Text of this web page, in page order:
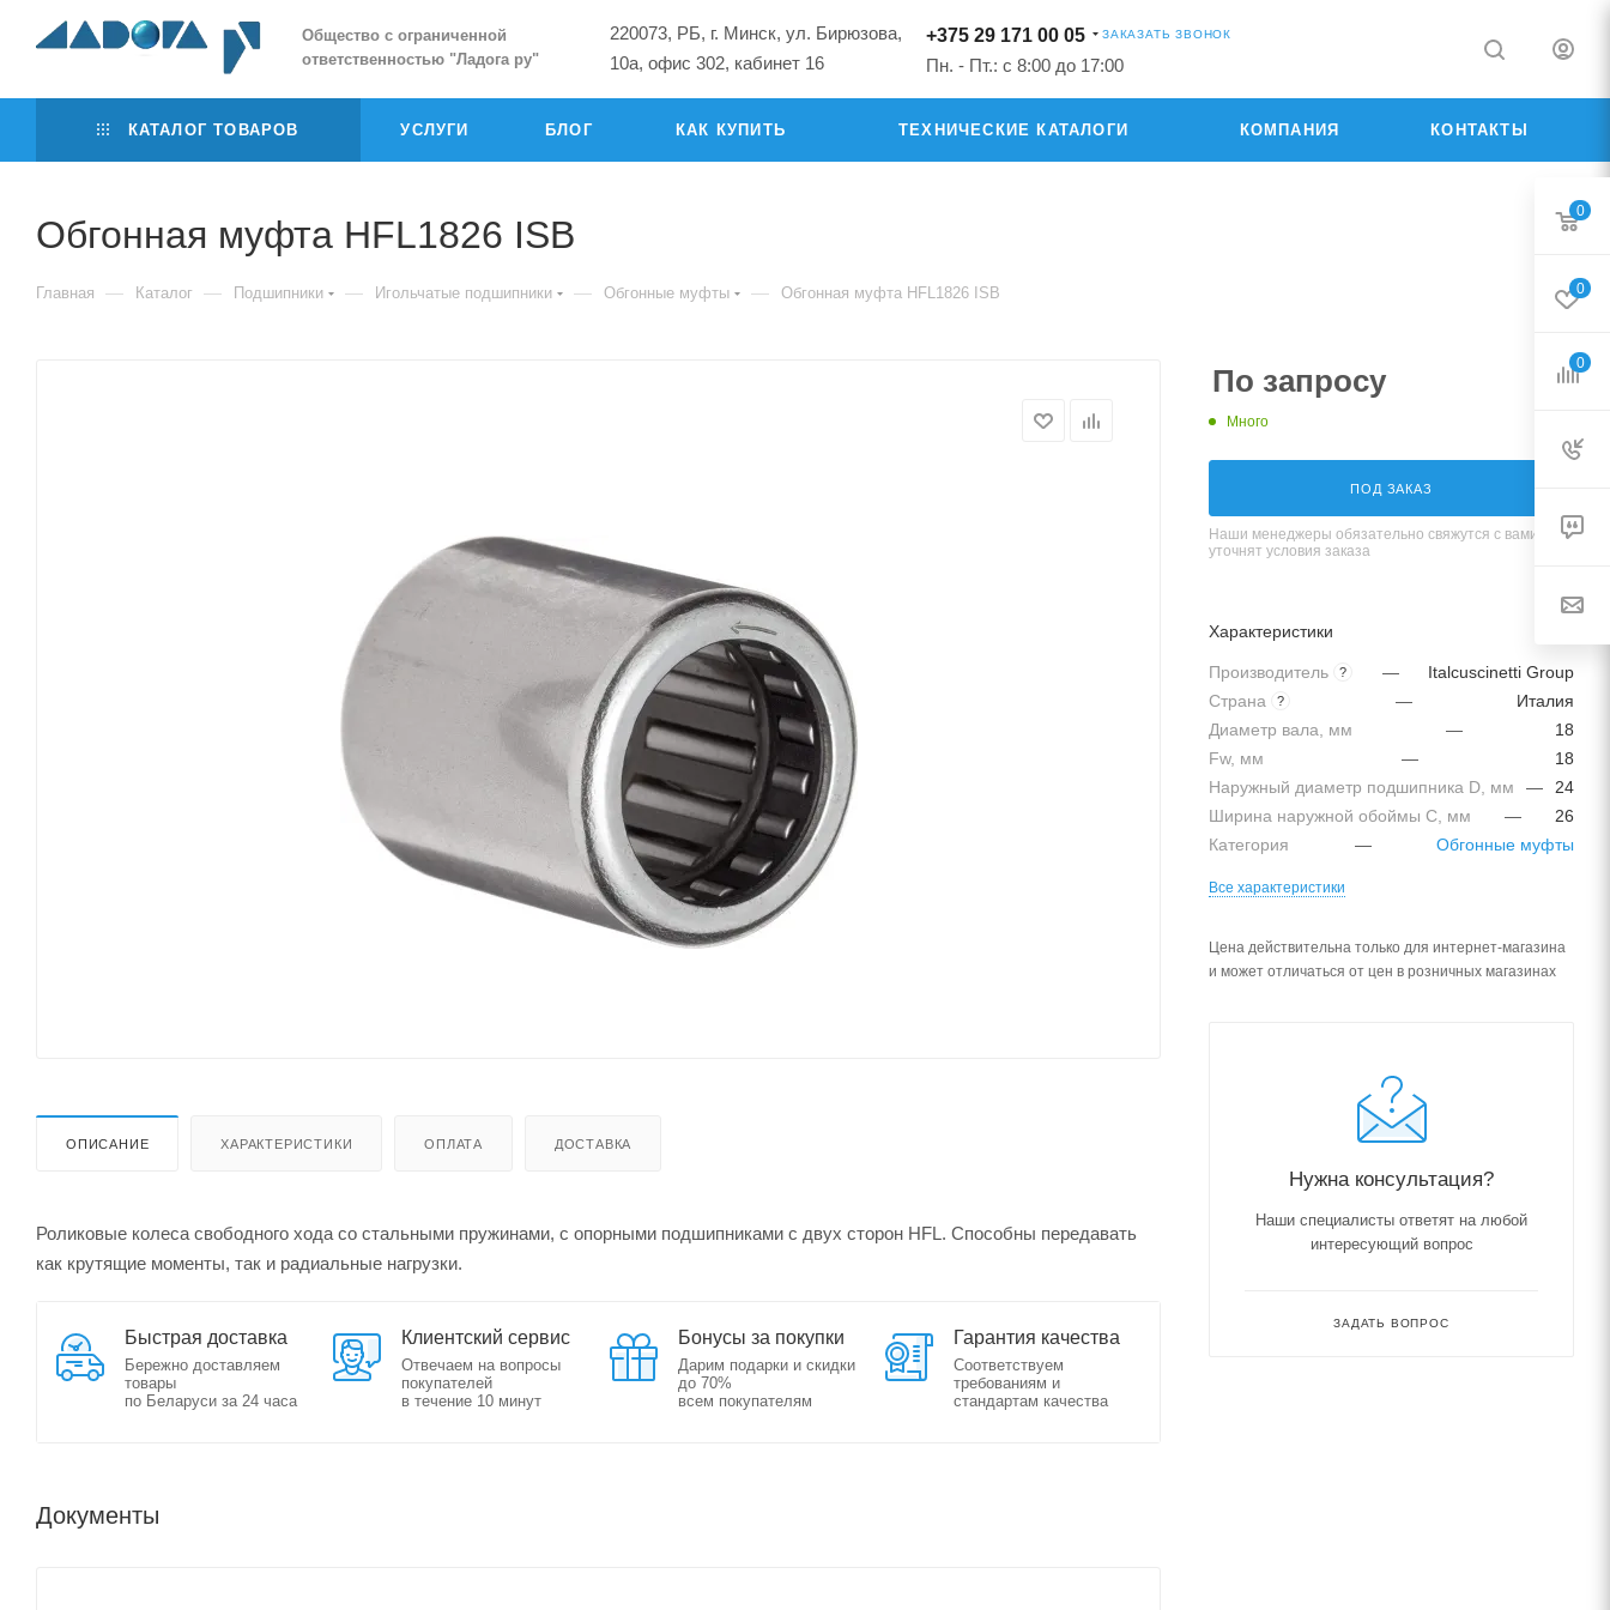
Общество с ограниченной
ответственностью "Ладога ру"
220073, РБ, г. Минск, ул. Бирюзова,
10а, офис 302, кабинет 16
+375 29 171 00 05 ЗАКАЗАТЬ ЗВОНОК
Пн. - Пт.: с 8:00 до 17:00
КАТАЛОГ ТОВАРОВ УСЛУГИ БЛОГ КАК КУПИТЬ ТЕХНИЧЕСКИЕ КАТАЛОГИ КОМПАНИЯ КОНТАКТЫ
Обгонная муфта HFL1826 ISB
Главная — Каталог — Подшипники — Игольчатые подшипники — Обгонные муфты — Обгонная муфта HFL1826 ISB
ОПИСАНИЕ ХАРАКТЕРИСТИКИ ОПЛАТА ДОСТАВКА
Роликовые колеса свободного хода со стальными пружинами, с опорными подшипниками с двух сторон HFL. Способны передавать
как крутящие моменты, так и радиальные нагрузки.
Быстрая доставка
Бережно доставляем
товары
по Беларуси за 24 часа
Клиентский сервис
Отвечаем на вопросы
покупателей
в течение 10 минут
Бонусы за покупки
Дарим подарки и скидки
до 70%
всем покупателям
Гарантия качества
Соответствуем
требованиям и
стандартам качества
Документы
По запросу
Много
ПОД ЗАКАЗ
Наши менеджеры обязательно свяжутся с вами и
уточнят условия заказа
Характеристики
Производитель ? —
Italcuscinetti Group
Страна
? —
Италия
Диаметр вала, мм
—
18
Fw, мм
—
18
Наружный диаметр подшипника D, мм
—
24
Ширина наружной обоймы C, мм
—
26
Категория
— Обгонные муфты
Все характеристики
Цена действительна только для интернет-магазина
и может отличаться от цен в розничных магазинах
Нужна консультация?
Наши специалисты ответят на любой
интересующий вопрос
ЗАДАТЬ ВОПРОС
0
0
0